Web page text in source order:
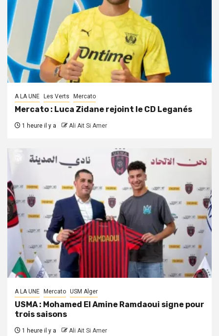
A LA UNE Les Verts Mercato
Mercato : Luca Zidane rejoint le CD Leganés
1 heure il y a Ali Ait Si Amer
A LA UNE Mercato USM Alger
USMA : Mohamed El Amine Ramdaoui signe pour
trois saisons
1 heure il y a Ali Ait Si Amer